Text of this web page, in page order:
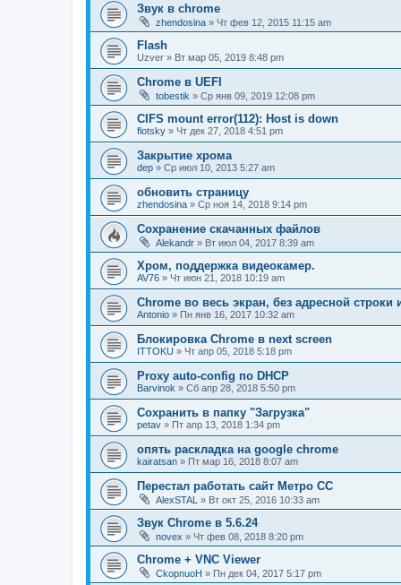
Звук в chrome
zhendosina » Чт фев 12, 2015 11:15 am
Flash
Uzver » Вт мар 05, 2019 8:48 pm
Chrome в UEFI
tobestik » Ср янв 09, 2019 12:08 pm
CIFS mount error(112): Host is down
flotsky » Чт дек 27, 2018 4:51 pm
Закрытие хрома
dep » Ср июл 10, 2013 5:27 am
обновить страницу
zhendosina » Ср ноя 14, 2018 9:14 pm
Сохранение скачанных файлов
Alekandr » Вт июл 04, 2017 8:39 am
Хром, поддержка видеокамер.
AV76 » Чт июн 21, 2018 10:19 am
Chrome во весь экран, без адресной строки
Antonio » Пн янв 16, 2017 10:32 am
Блокировка Chrome в next screen
ITTOKU » Чт апр 05, 2018 5:18 pm
Proxy auto-config по DHCP
Barvinok » Сб апр 28, 2018 5:50 pm
Сохранить в папку "Загрузка"
petav » Пт апр 13, 2018 1:34 pm
опять раскладка на google chrome
kairatsan » Пт мар 16, 2018 8:07 am
Перестал работать сайт Метро СС
AlexSTAL » Вт окт 25, 2016 10:33 am
Звук Chrome в 5.6.24
novex » Чт фев 08, 2018 8:20 pm
Chrome + VNC Viewer
CkopnuoH » Пн дек 04, 2017 5:17 pm